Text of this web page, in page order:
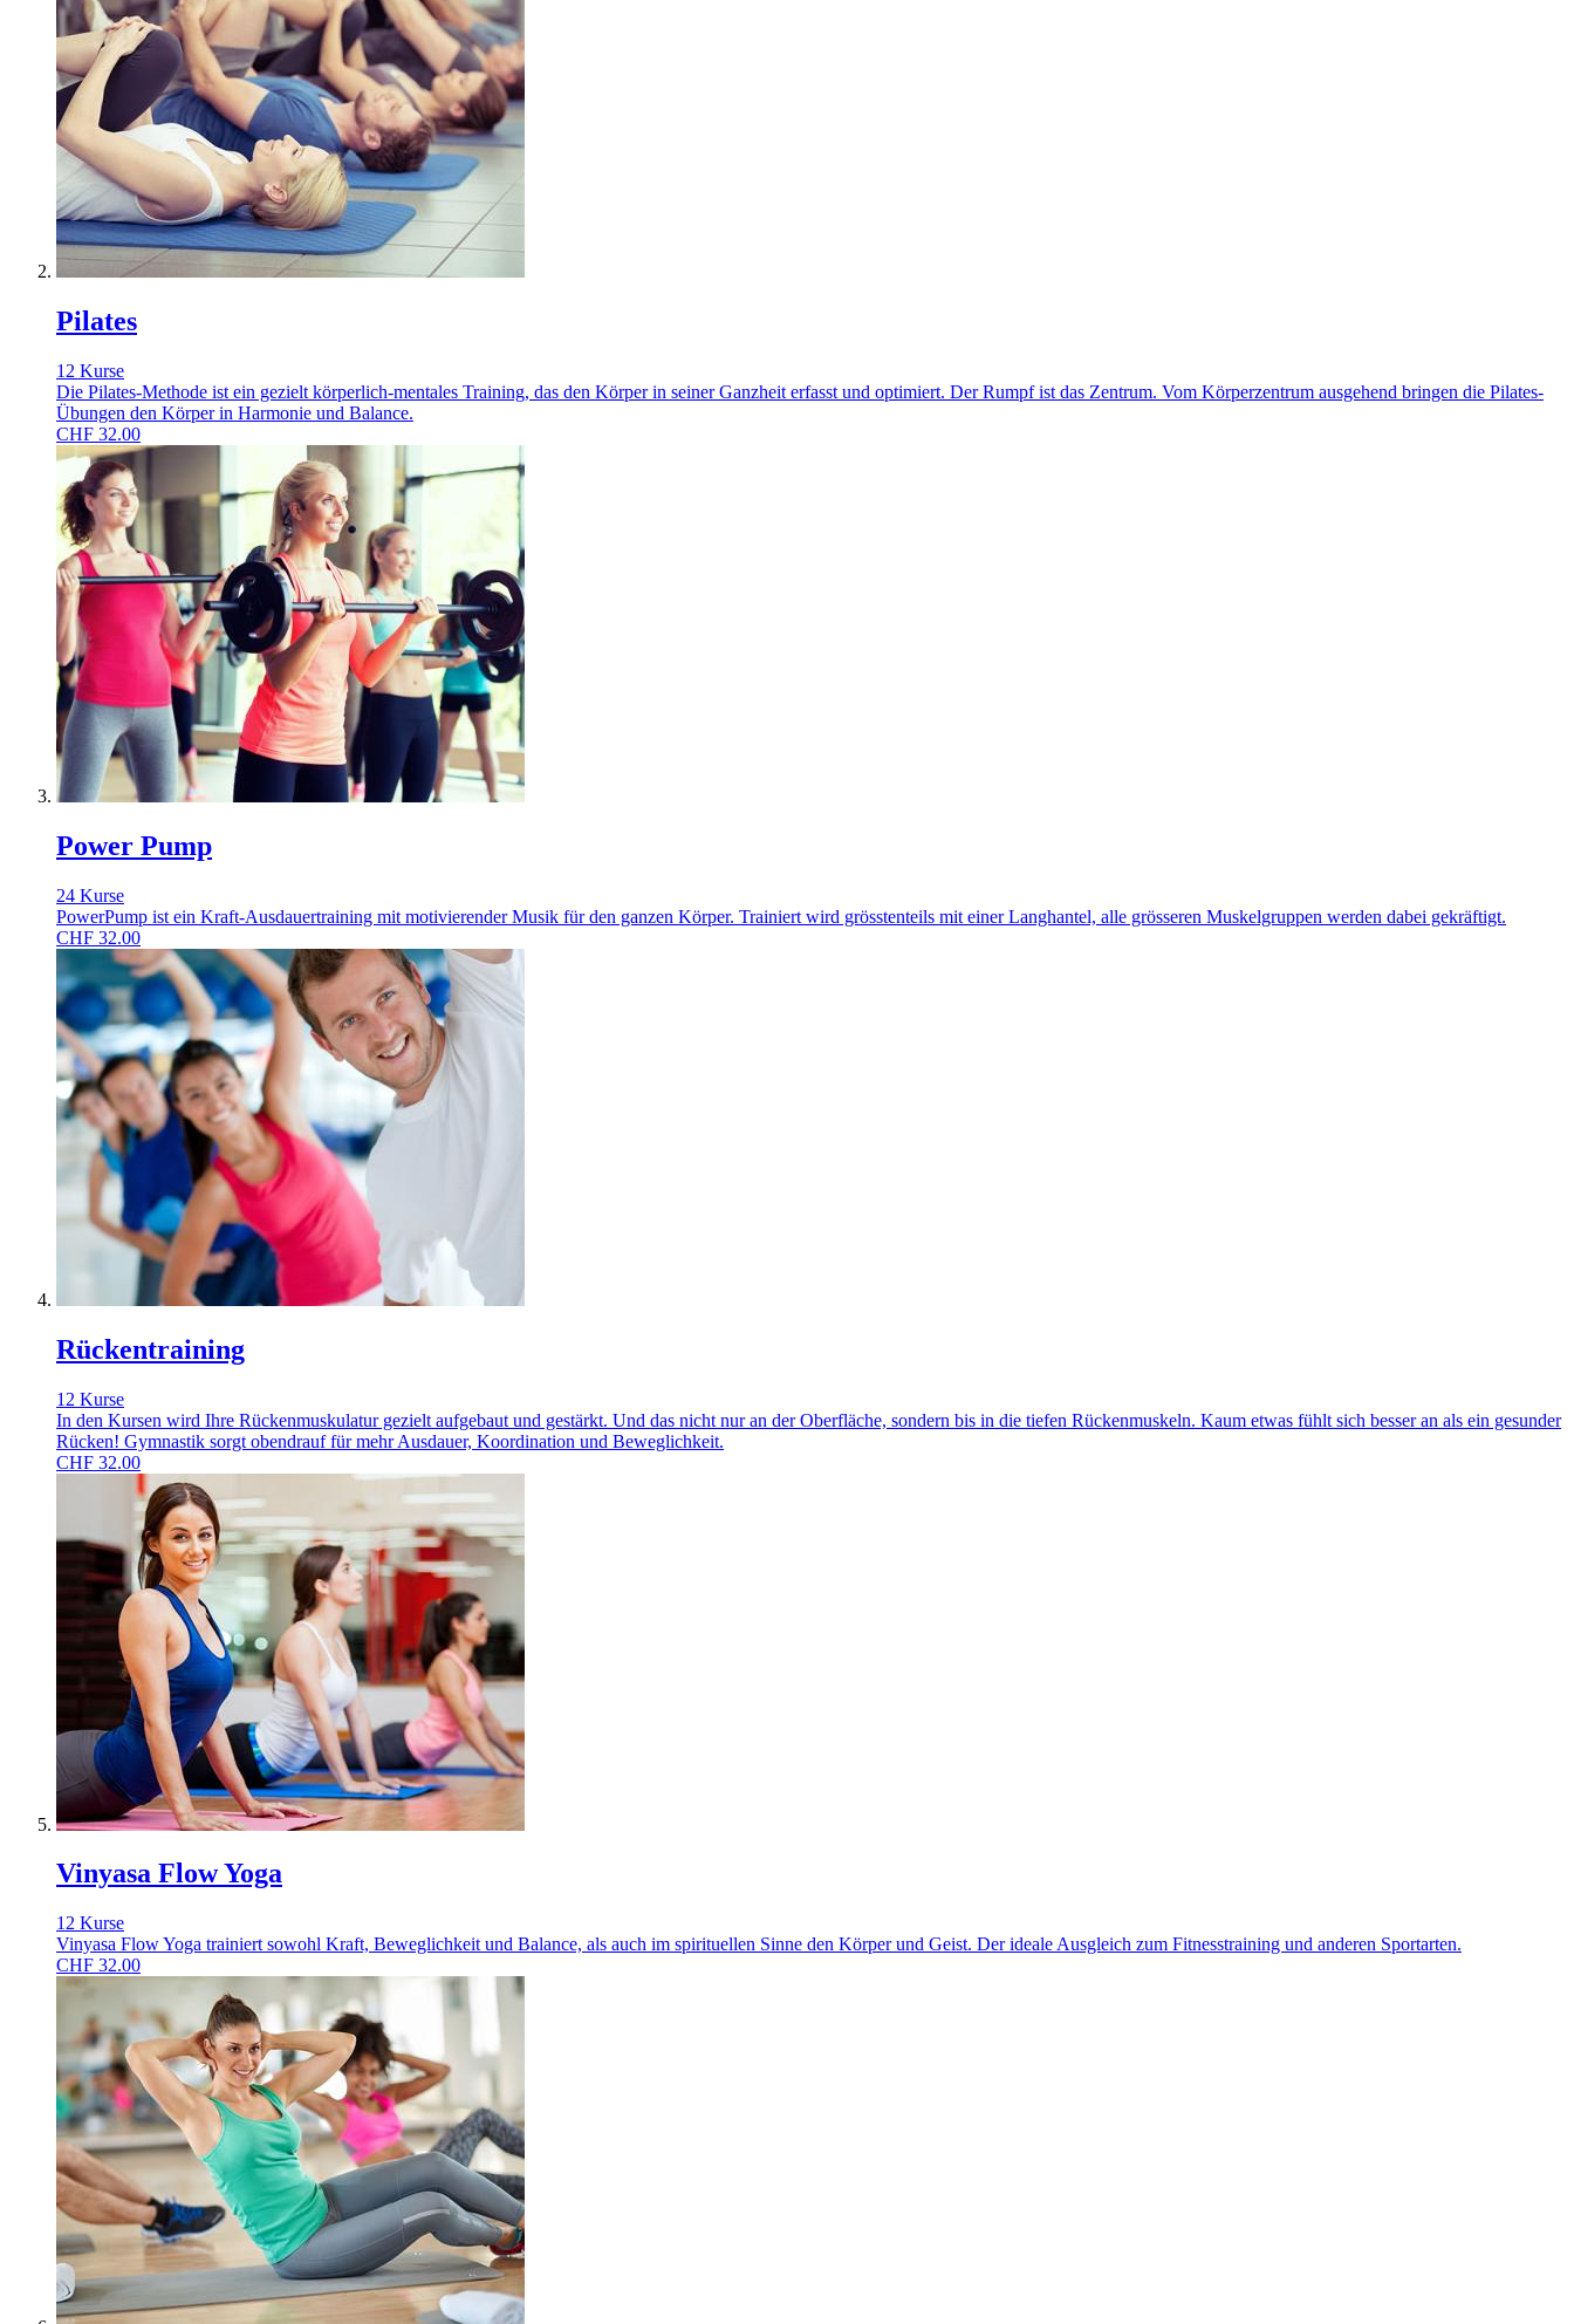
Pilates
12 Kurse
Die Pilates-Methode ist ein gezielt körperlich-mentales Training, das den Körper in seiner Ganzheit erfasst und optimiert. Der Rumpf ist das Zentrum. Vom Körperzentrum ausgehend bringen die Pilates-
Übungen den Körper in Harmonie und Balance.
CHF 32.00
Power Pump
24 Kurse
PowerPump ist ein Kraft-Ausdauertraining mit motivierender Musik für den ganzen Körper. Trainiert wird grösstenteils mit einer Langhantel, alle grösseren Muskelgruppen werden dabei gekräftigt.
CHF 32.00
Rückentraining
12 Kurse
In den Kursen wird Ihre Rückenmuskulatur gezielt aufgebaut und gestärkt. Und das nicht nur an der Oberfläche, sondern bis in die tiefen Rückenmuskeln. Kaum etwas fühlt sich besser an als ein gesunder
Rücken! Gymnastik sorgt obendrauf für mehr Ausdauer, Koordination und Beweglichkeit.
CHF 32.00
Vinyasa Flow Yoga
12 Kurse
Vinyasa Flow Yoga trainiert sowohl Kraft, Beweglichkeit und Balance, als auch im spirituellen Sinne den Körper und Geist. Der ideale Ausgleich zum Fitnesstraining und anderen Sportarten.
CHF 32.00